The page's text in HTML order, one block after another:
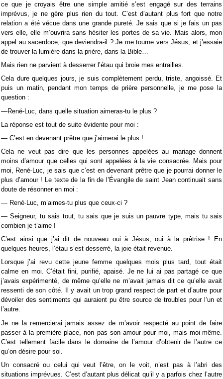
ce que je croyais être une simple amitié s’est engagé sur des terrains
imprévus, je ne gère plus rien du tout. C’est d’autant plus fort que notre
relation a été vécue dans une grande pureté. Je sais que si je fais un pas
vers elle, elle m’ouvrira sans hésiter les portes de sa vie. Mais alors, mon
appel au sacerdoce, que deviendra-il ? Je me tourne vers Jésus, et j’essaie
de trouver la lumière dans la prière, dans la Bible…
Mais rien ne parvient à desserrer l’étau qui broie mes entrailles.
Cela dure quelques jours, je suis complètement perdu, triste, angoissé. Et
puis un matin, pendant mon temps de prière personnelle, je me pose la
question :
—René-Luc, dans quelle situation aimeras-tu le plus ?
La réponse est tout de suite évidente pour moi :
— C’est en devenant prêtre que j’aimerai le plus !
Cela ne veut pas dire que les personnes appelées au mariage donnent
moins d’amour que celles qui sont appelées à la vie consacrée. Mais pour
moi, René-Luc, je sais que c’est en devenant prêtre que je pourrai donner le
plus d’amour ! Le texte de la fin de l’Évangile de saint Jean continuait sans
doute de résonner en moi :
— René-Luc, m’aimes-tu plus que ceux-ci ?
— Seigneur, tu sais tout, tu sais que je suis un pauvre type, mais tu sais
combien je t’aime !
C’est ainsi que j’ai dit de nouveau oui à Jésus, oui à la prêtrise ! En
quelques heures, l’étau s’est desserré, la joie était revenue.
Lorsque j’ai revu cette jeune femme quelques mois plus tard, tout était
calme en moi. C’était fini, purifié, apaisé. Je ne lui ai pas partagé ce que
j’avais expérimenté, de même qu’elle ne m’avait jamais dit ce qu’elle avait
ressenti de son côté. Il y avait un trop grand respect de part et d’autre pour
dévoiler des sentiments qui auraient pu être source de troubles pour l’un et
l’autre.
Je ne la remercierai jamais assez de m’avoir respecté au point de faire
passer à la première place, non pas son amour pour moi, mais moi-même.
C’est tellement facile dans le domaine de l’amour d’obtenir de l’autre ce
qu’on désire pour soi.
Un consacré ou celui qui veut l’être, on le voit, n’est pas à l’abri des
situations imprévues. C’est d’autant plus délicat qu’il y a parfois chez l’autre